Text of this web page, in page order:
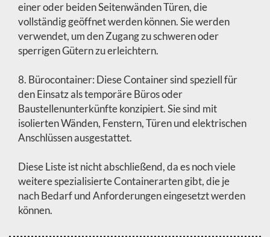
einer oder beiden Seitenwänden Türen, die
vollständig geöffnet werden können. Sie werden
verwendet, um den Zugang zu schweren oder
sperrigen Gütern zu erleichtern.
8. Bürocontainer: Diese Container sind speziell für
den Einsatz als temporäre Büros oder
Baustellenunterkünfte konzipiert. Sie sind mit
isolierten Wänden, Fenstern, Türen und elektrischen
Anschlüssen ausgestattet.
Diese Liste ist nicht abschließend, da es noch viele
weitere spezialisierte Containerarten gibt, die je
nach Bedarf und Anforderungen eingesetzt werden
können.